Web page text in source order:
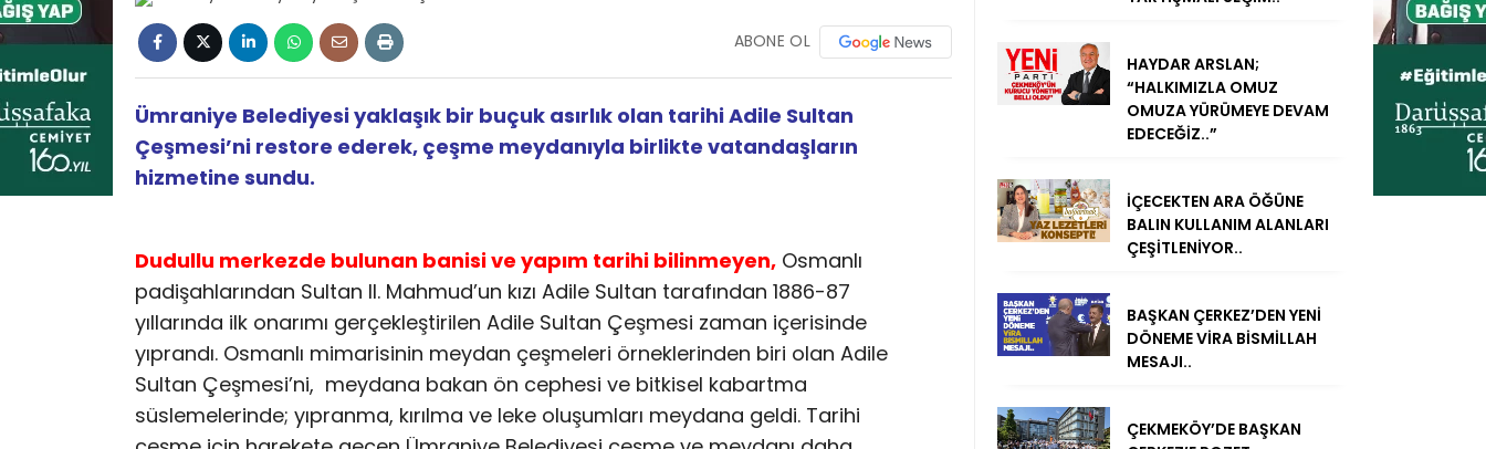
ABONE OL
Ümraniye Belediyesi yaklaşık bir buçuk asırlık olan tarihi Adile Sultan
Çeşmesi’ni restore ederek, çeşme meydanıyla birlikte vatandaşların
hizmetine sundu.
Dudullu merkezde bulunan banisi ve yapım tarihi bilinmeyen, Osmanlı
padişahlarından Sultan II. Mahmud’un kızı Adile Sultan tarafından 1886-87
yıllarında ilk onarımı gerçekleştirilen Adile Sultan Çeşmesi zaman içerisinde
yıprandı. Osmanlı mimarisinin meydan çeşmeleri örneklerinden biri olan Adile
Sultan Çeşmesi’ni, meydana bakan ön cephesi ve bitkisel kabartma
süslemelerinde; yıpranma, kırılma ve leke oluşumları meydana geldi. Tarihi
HAYDAR ARSLAN;
“HALKIMIZLA OMUZ
OMUZA YÜRÜMEYE DEVAM
EDECEĞİZ..”
İÇECEKTEN ARA ÖĞÜNE
BALIN KULLANIM ALANLARI
ÇEŞİTLENİYOR..
BAŞKAN ÇERKEZ’DEN YENİ
DÖNEME VİRA BİSMİLLAH
MESAJI..
ÇEKMEKÖY’DE BAŞKAN